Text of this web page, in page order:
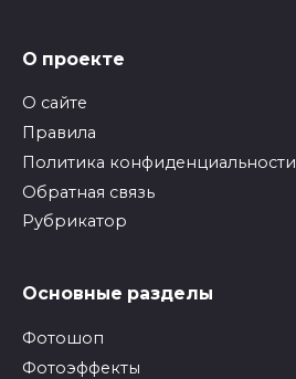
О проекте
О сайте
Правила
Политика конфиденциальности
Обратная связь
Рубрикатор
Основные разделы
Фотошоп
Фотоэффекты